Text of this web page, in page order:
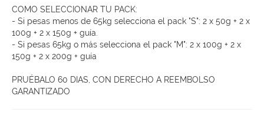
COMO SELECCIONAR TU PACK:
- Si pesas menos de 65kg selecciona el pack "S": 2 x 50g + 2 x
100g + 2 x 150g + guía.
- Si pesas 65kg o más selecciona el pack "M": 2 x 100g + 2 x
150g + 2 x 200g + guía
PRUÉBALO 60 DIAS, CON DERECHO A REEMBOLSO
GARANTIZADO